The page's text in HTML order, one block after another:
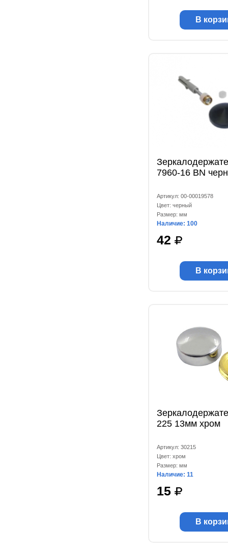
В
7960-16 BN
Артикул: 00-00019578
Цвет: черный
Размер: мм
Наличие: 100
42
В
225 13мм хром
Артикул: 30215
Цвет: хром
Размер: мм
Наличие: 11
15
В